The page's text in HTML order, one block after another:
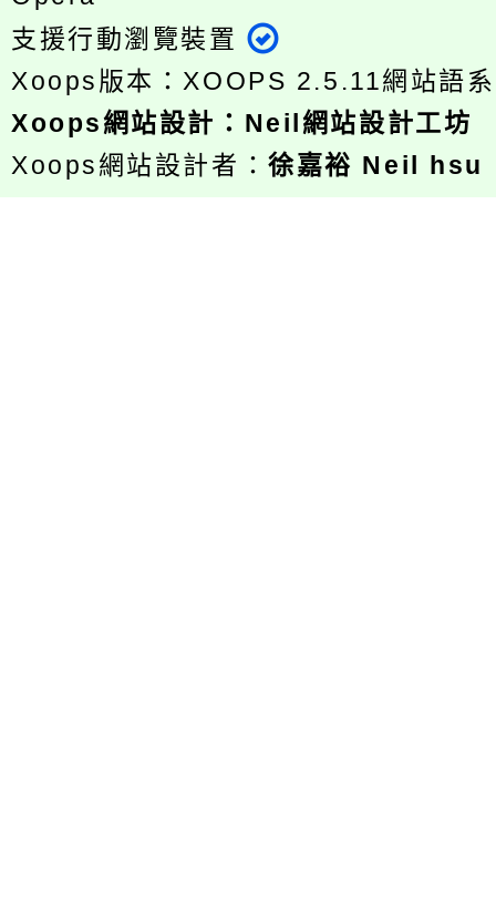
支援行動瀏覽裝置
Xoops版本：XOOPS 2.5.11網站語
Xoops網站設計 ： Neil網站設計工坊
Xoops網站設計者：徐嘉裕 Neil hsu